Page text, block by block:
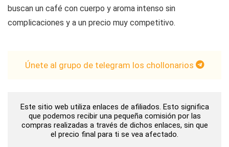
buscan un café con cuerpo y aroma intenso sin
complicaciones y a un precio muy competitivo.
Únete al grupo de telegram los chollonarios
Este sitio web utiliza enlaces de afiliados. Esto significa
que podemos recibir una pequeña comisión por las
compras realizadas a través de dichos enlaces, sin que
el precio final para ti se vea afectado.